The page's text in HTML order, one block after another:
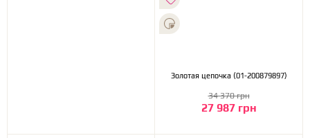
Золотая цепочка (01-200879897)
27 987 грн
34 370 грн